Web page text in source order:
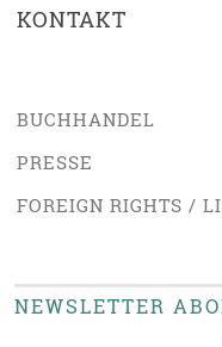
KONTAKT
BUCHHANDEL
PRESSE
FOREIGN RIGHTS /
NEWSLETTER